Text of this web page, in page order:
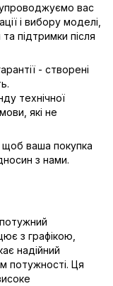
вас
і вибору моделі,
підтримки після
- створені
технічної
які не
ваша покупка
з нами.
з графікою,
надійний
потужності. Ця